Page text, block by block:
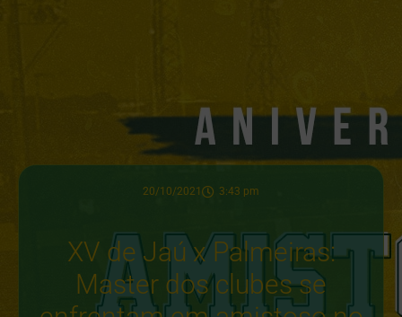
20/10/2021 3:43 pm
XV de Jaú x Palmeiras:
Master dos clubes se